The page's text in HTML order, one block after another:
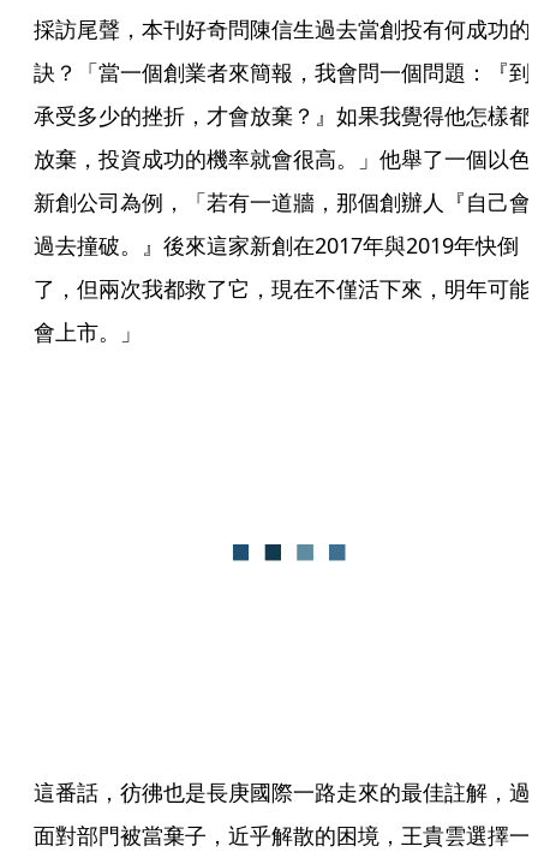
採訪尾聲，本刊好奇問陳信生過去當創投有何成功的
訣？「當一個創業者來簡報，我會問一個問題：『到
承受多少的挫折，才會放棄？』如果我覺得他怎樣都
放棄，投資成功的機率就會很高。」他舉了一個以色
新創公司為例，「若有一道牆，那個創辦人『自己會
過去撞破。』後來這家新創在2017年與2019年快倒
了，但兩次我都救了它，現在不僅活下來，明年可能
會上市。」
這番話，彷彿也是長庚國際一路走來的最佳註解，過
面對部門被當棄子，近乎解散的困境，王貴雲選擇一